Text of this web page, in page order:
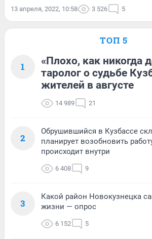
13 апреля, 2022, 10:58 3 526 5
ТОП 5
1
«Плохо, как никогда
таролог о судьбе
жителей в августе
14 989 21
2
Обрушившийся в Кузбассе
планирует возобновить
происходит внутри
6 408 9
3
Какой район Новокузнецка
жизни — опрос
6 152 5